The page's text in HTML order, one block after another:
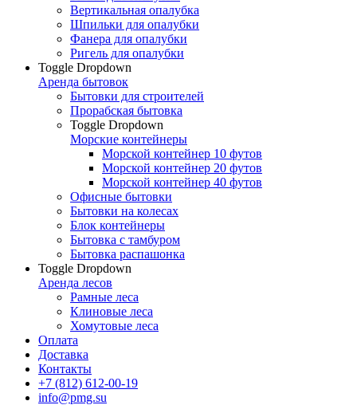
Вертикальная опалубка
Шпильки для опалубки
Фанера для опалубки
Ригель для опалубки
Toggle Dropdown
Аренда бытовок
Бытовки для строителей
Прорабская бытовка
Toggle Dropdown
Морские контейнеры
Морской контейнер 10 футов
Морской контейнер 20 футов
Морской контейнер 40 футов
Офисные бытовки
Бытовки на колесах
Блок контейнеры
Бытовка с тамбуром
Бытовка распашонка
Toggle Dropdown
Аренда лесов
Рамные леса
Клиновые леса
Хомутовые леса
Оплата
Доставка
Контакты
+7 (812) 612-00-19
info@pmg.su